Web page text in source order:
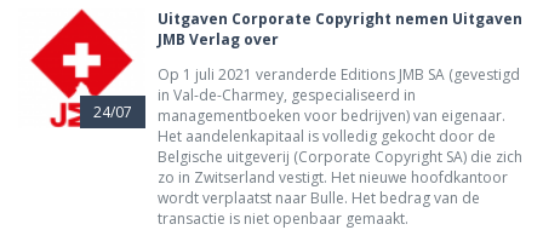
24/07
Uitgaven Corporate Copyright nemen Uitgaven
JMB Verlag over
Op 1 juli 2021 veranderde Editions JMB SA (gevestigd
in Val-de-Charmey, gespecialiseerd in
managementboeken voor bedrijven) van eigenaar.
Het aandelenkapitaal is volledig gekocht door de
Belgische uitgeverij (Corporate Copyright SA) die zich
zo in Zwitserland vestigt. Het nieuwe hoofdkantoor
wordt verplaatst naar Bulle. Het bedrag van de
transactie is niet openbaar gemaakt.